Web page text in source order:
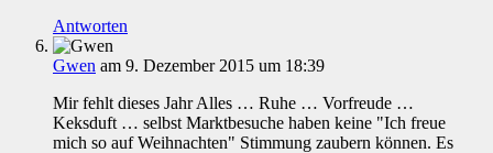
Antworten
Gwen am 9. Dezember 2015 um 18:39
Mir fehlt dieses Jahr Alles … Ruhe … Vorfreude …
Keksduft … selbst Marktbesuche haben keine "Ich freue
mich so auf Weihnachten" Stimmung zaubern können. Es